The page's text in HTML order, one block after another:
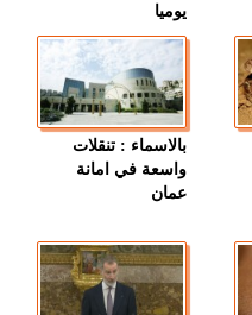
يوميا
بالاسماء : تنقلات
واسعة في امانة
عمان